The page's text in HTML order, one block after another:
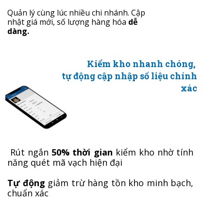
Quản lý cùng lúc nhiều chi nhánh. Cập
nhật giá mới, số lượng hàng hóa dễ
dàng.
Kiểm kho nhanh chóng,
tự động cập nhập số liệu chính
xác
Rút ngắn 50% thời gian kiểm kho nhờ tính
năng quét mã vạch hiện đại
Tự động giảm trừ hàng tồn kho minh bạch,
chuẩn xác